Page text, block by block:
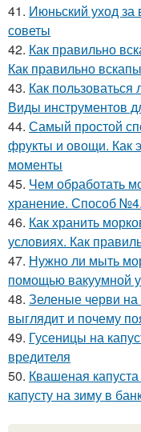
41. Июньский уход
советы
42. Как правильно
Как правильно
43. Как
Виды инструментов
44. Самый простой
фрукты и овощи. Как
моменты
45. Чем обработать
хранение. Способ
46. Как хранить
условиях. Как
47. Нужно ли мыть
помощью вакуумной
48. Зеленые черви на
выглядит и почему
49. Гусеницы на
вредителя
50. Квашеная
капусту на зиму в